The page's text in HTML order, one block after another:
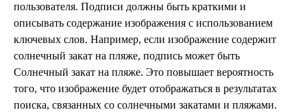
пользователя. Подписи должны быть краткими и
описывать содержание изображения с использованием
ключевых слов. Например, если изображение содержит
солнечный закат на пляже, подпись может быть
Солнечный закат на пляже. Это повышает вероятность
того, что изображение будет отображаться в результатах
поиска, связанных со солнечными закатами и пляжами.